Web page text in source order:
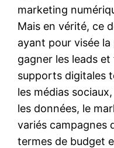
marketing
Mais en vérité, ce
ayant pour visée
gagner les leads
supports digitales
les médias
les données, le
variés campagnes
termes de budget